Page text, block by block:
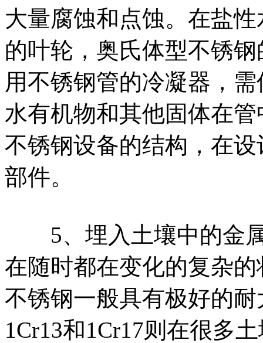
大量腐蚀和点蚀。在盐
的叶轮，奥氏体型不锈
用不锈钢管的冷凝器，
水有机物和其他固体在
不锈钢设备的结构，在
部件。
5、埋入土壤中的金属
在随时都在变化的复杂
不锈钢一般具有极好的
1Cr13和1Cr17则在很多